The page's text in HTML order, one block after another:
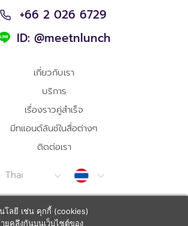
+66 2 026 6729
ID: @meetnlunch
เกี่ยวกับเรา
บริการ
เรื่องราวคู่สำเร็จ
มีทแอนด์ลันช์ในสื่อต่างๆ
ติดต่อเรา
Thai Thailand
ลงการใช้บริการ
โลยี เช่น คุกกี้ (cookies)
ยคลึงกันบนเว็บไซต์ของ